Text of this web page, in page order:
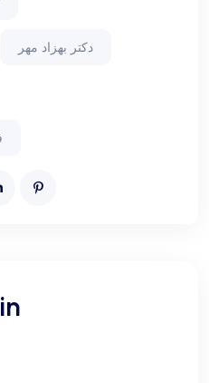
دکتر بهزاد مهر